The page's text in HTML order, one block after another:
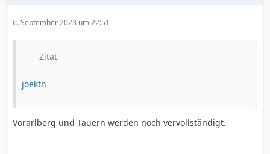
6. September 2023 um 22:51
Zitat
joektn
Vorarlberg und Tauern werden noch vervollständigt.